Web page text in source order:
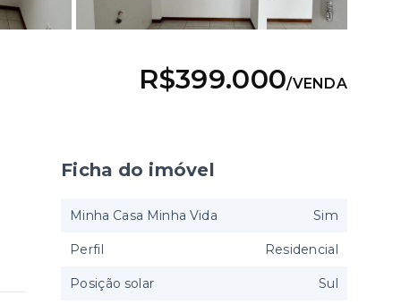
R$399.000/VENDA
Ficha do imóvel
Minha Casa Minha Vida Sim
Perfil Residencial
Posição solar Sul